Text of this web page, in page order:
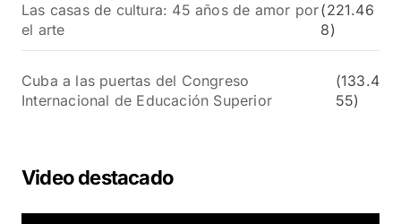
Las casas de cultura: 45 años de amor por
el arte
(221.46
8)
Cuba a las puertas del Congreso
Internacional de Educación Superior
(133.4
55)
Video destacado